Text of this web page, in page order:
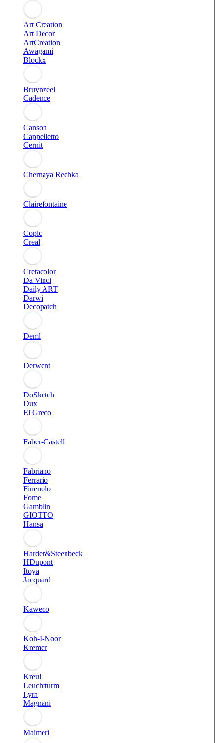
Art Creation
Art Decor
ArtCreation
Awagami
Blockx
Bruynzeel
Cadence
Canson
Cappelletto
Cernit
Chernaya Rechka
Clairefontaine
Copic
Creal
Cretacolor
Da Vinci
Daily ART
Darwi
Decopatch
Deml
Derwent
DoSketch
Dux
El Greco
Faber-Castell
Fabriano
Ferrario
Finenolo
Fome
Gamblin
GIOTTO
Hansa
Harder&Steenbeck
HDupont
Itoya
Jacquard
Kaweco
Koh-I-Noor
Kremer
Kreul
Leuchtturm
Lyra
Magnani
Maimeri